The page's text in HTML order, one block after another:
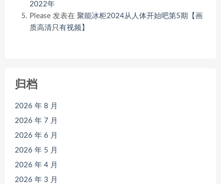
2022年
Please 发表在 聚能冰柜2024从人体开始吧第5期【画
质高清只有视频】
归档
2026 年 8 月
2026 年 7 月
2026 年 6 月
2026 年 5 月
2026 年 4 月
2026 年 3 月